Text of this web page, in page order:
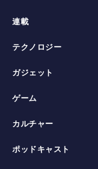
連載
テクノロジー
ガジェット
ゲーム
カルチャー
ポッドキャスト